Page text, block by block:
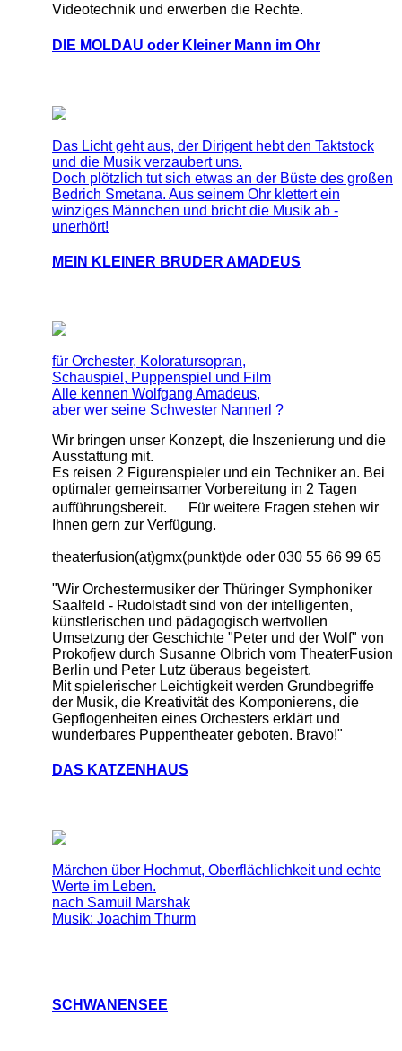
Videotechnik und erwerben die Rechte.
DIE MOLDAU oder Kleiner Mann im Ohr
Das Licht geht aus, der Dirigent hebt den Taktstock
und die Musik verzaubert uns.
Doch plötzlich tut sich etwas an der Büste des großen
Bedrich Smetana. Aus seinem Ohr klettert ein
winziges Männchen und bricht die Musik ab -
unerhört!
MEIN KLEINER BRUDER AMADEUS
für Orchester, Koloratursopran,
Schauspiel, Puppenspiel und Film
Alle kennen Wolfgang Amadeus,
aber wer seine Schwester Nannerl ?
Wir bringen unser Konzept, die Inszenierung und die
Ausstattung mit.
Es reisen 2 Figurenspieler und ein Techniker an. Bei
optimaler gemeinsamer Vorbereitung in 2 Tagen
aufführungsbereit. Für weitere Fragen stehen wir
Ihnen gern zur Verfügung.
theaterfusion(at)gmx(punkt)de oder 030 55 66 99 65
"Wir Orchestermusiker der Thüringer Symphoniker
Saalfeld - Rudolstadt sind von der intelligenten,
künstlerischen und pädagogisch wertvollen
Umsetzung der Geschichte "Peter und der Wolf" von
Prokofjew durch Susanne Olbrich vom TheaterFusion
Berlin und Peter Lutz überaus begeistert.
Mit spielerischer Leichtigkeit werden Grundbegriffe
der Musik, die Kreativität des Komponierens, die
Gepflogenheiten eines Orchesters erklärt und
wunderbares Puppentheater geboten. Bravo!"
DAS KATZENHAUS
Märchen über Hochmut, Oberflächlichkeit und echte
Werte im Leben.
nach Samuil Marshak
Musik: Joachim Thurm
SCHWANENSEE